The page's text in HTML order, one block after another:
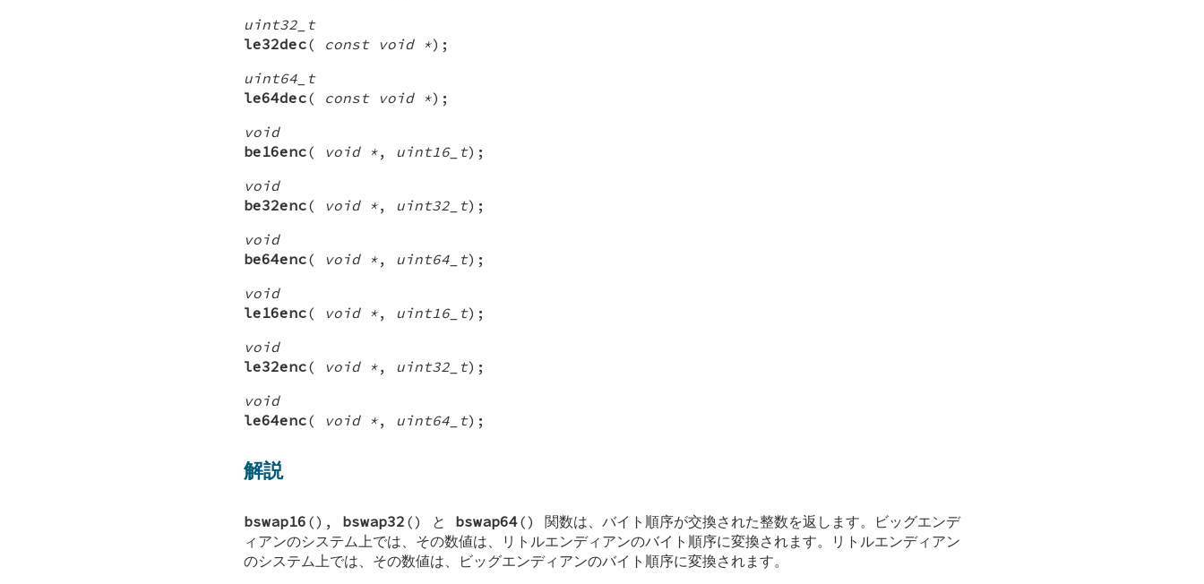
uint32_t
le32dec( const void *);
uint64_t
le64dec( const void *);
void
be16enc( void *, uint16_t);
void
be32enc( void *, uint32_t);
void
be64enc( void *, uint64_t);
void
le16enc( void *, uint16_t);
void
le32enc( void *, uint32_t);
void
le64enc( void *, uint64_t);
解説
bswap16 (), bswap32 () と bswap64() 関数は、バイト順序が交換された整数を返します。ビッグエンデ
ィアンのシステム上では、その数値は、リトルエンディアンのバイト順序に変換されます。リトルエンディアン
のシステム上では、その数値は、ビッグエンディアンのバイト順序に変換されます。